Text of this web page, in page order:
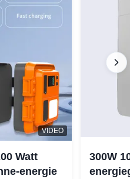
VIDEO
Watt
energie
300W